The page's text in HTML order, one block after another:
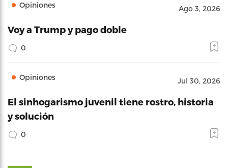
Opiniones Ago 3, 2026
Voy a Trump y pago doble
0
Opiniones Jul 30, 2026
El sinhogarismo juvenil tiene rostro, historia
y solución
0